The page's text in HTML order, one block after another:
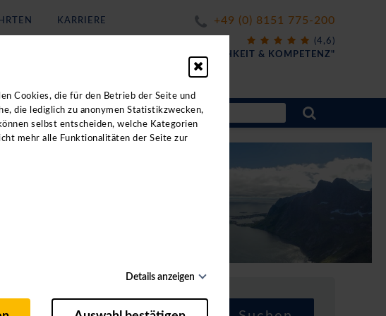
KARRIERE +49 (0) 8151 775-200
(4,6)
"FREUNDLICHKEIT & KOMPETENZ"
X
Cookies, die für den Betrieb der Seite und
die lediglich zu anonymen Statistikzwecken,
selbst entscheiden, welche Kategorien
mehr alle Funktionalitäten der Seite zur
Details anzeigen